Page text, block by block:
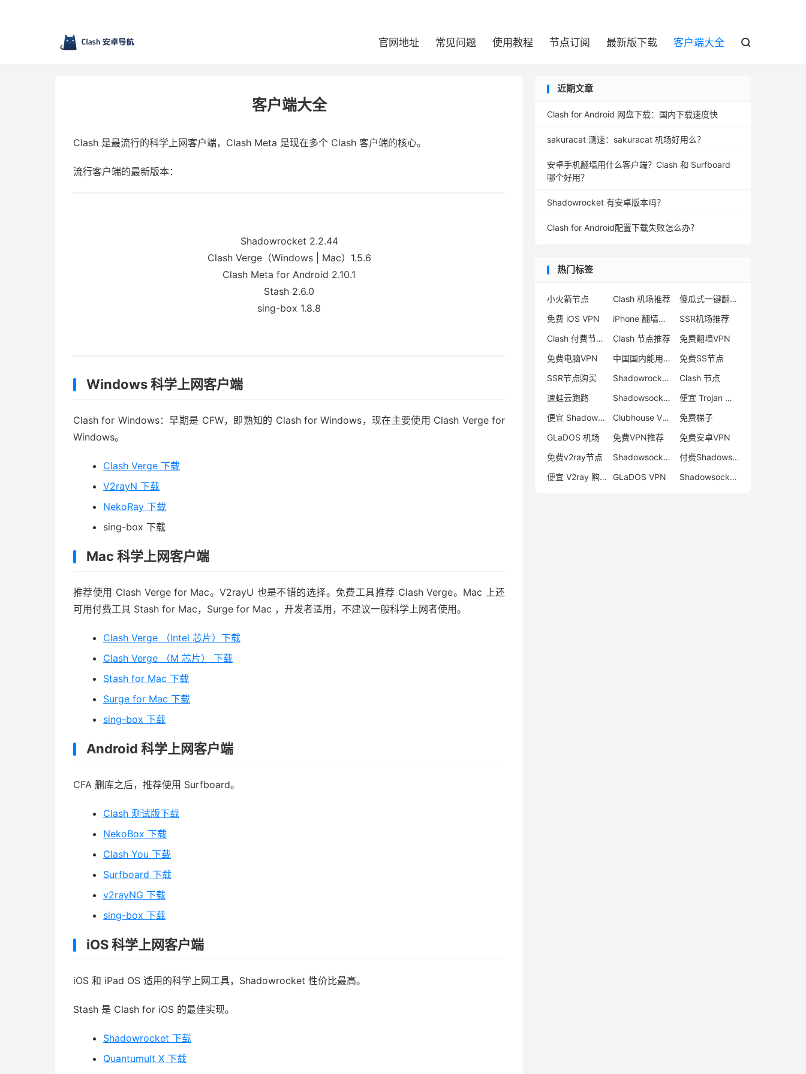
官网地址 常见问题 使用教程 节点订阅 最新版下载 客户端大全 
客户端大全
Clash 是最流行的科学上网客户端，Clash Meta 是现在多个 Clash 客户端的核心。
流行客户端的最新版本：
Shadowrocket 2.2.44
Clash Verge（Windows | Mac）1.5.6
Clash Meta for Android 2.10.1
Stash 2.6.0
sing-box 1.8.8
Windows 科学上网客户端
Clash for Windows：早期是 CFW，即熟知的 Clash for Windows，现在主要使用 Clash Verge for
Windows。
Clash Verge 下载
V2rayN 下载
NekoRay 下载
sing-box 下载
Mac 科学上网客户端
推荐使用 Clash Verge for Mac。V2rayU 也是不错的选择。免费工具推荐 Clash Verge。Mac 上还
可用付费工具 Stash for Mac，Surge for Mac ，开发者适用，不建议一般科学上网者使用。
Clash Verge （Intel 芯片）下载
Clash Verge （M 芯片） 下载
Stash for Mac 下载
Surge for Mac 下载
sing-box 下载
Android 科学上网客户端
CFA 删库之后，推荐使用 Surfboard。
Clash 测试版下载
NekoBox 下载
Clash You 下载
Surfboard 下载
v2rayNG 下载
sing-box 下载
iOS 科学上网客户端
iOS 和 iPad OS 适用的科学上网工具，Shadowrocket 性价比最高。
Stash 是 Clash for iOS 的最佳实现。
Shadowrocket 下载
Quantumult X 下载
近期文章
Clash for Android 网盘下载：国内下载速度快
sakuracat 测速：sakuracat 机场好用么？
安卓手机翻墙用什么客户端？Clash 和 Surfboard
哪个好用？
Shadowrocket 有安卓版本吗？
Clash for Android配置下载失败怎么办？
热门标签
小火箭节点 Clash 机场推荐
傻瓜式一键翻墙VPN客户端
免费 iOS VPN
iPhone 翻墙代理软件
SSR机场推荐
Clash 付费节点购买
Clash 节点推荐
免费翻墙VPN
免费电脑VPN
中国国内能用的翻墙VPN推荐
免费SS节点
SSR节点购买
Shadowrocket 地址
Clash 节点
速蛙云跑路
Shadowsocks 付费节点
便宜 Trojan 购买
便宜 Shadowsocks 购买
Clubhouse VPN
免费梯子
GLaDOS 机场
免费VPN推荐
免费安卓VPN
免费v2ray节点
Shadowsocks 服务器
付费Shadowsocks推荐
便宜 V2ray 购买
GLaDOS VPN Shadowsocks 节点哪里买